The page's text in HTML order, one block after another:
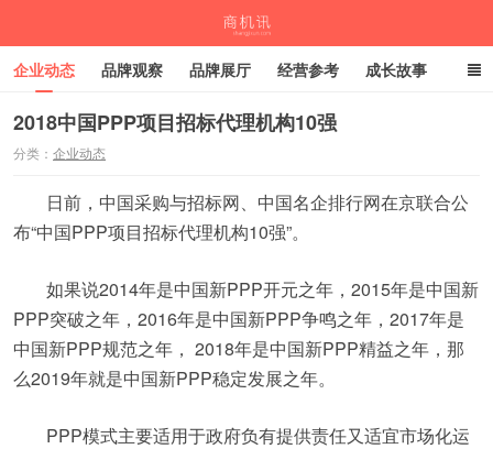
企业动态 品牌观察 品牌展厅 经营参考 成长故事
深度观察 伙伴计划
2018中国PPP项目招标代理机构10强
分类： 企业动态
日前，中国采购与招标网、中国名企排行网在京联合公
布“中国PPP项目招标代理机构10强”。
如果说2014年是中国新PPP开元之年，2015年是中国新
PPP突破之年，2016年是中国新PPP争鸣之年，2017年是
中国新PPP规范之年， 2018年是中国新PPP精益之年，那
么2019年就是中国新PPP稳定发展之年。
PPP模式主要适用于政府负有提供责任又适宜市场化运